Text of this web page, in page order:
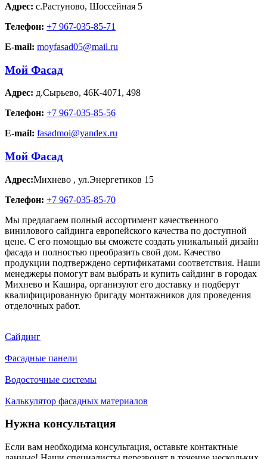
Адрес: с.Растуново, Шоссейная 5
Телефон: +7 967-035-85-71
E-mail: moyfasad05@mail.ru
Мой Фасад
Адрес: д.Сырьево, 46К-4071, 498
Телефон: +7 967-035-85-56
E-mail: fasadmoi@yandex.ru
Мой Фасад
Адрес:Михнево , ул.Энергетиков 15
Телефон: +7 967-035-85-70
Мы предлагаем полный ассортимент качественного
винилового сайдинга европейского качества по доступной
цене. С его помощью вы сможете создать уникальный дизайн
фасада и полностью преобразить свой дом. Качество
продукции подтверждено сертификатами соответствия. Наши
менеджеры помогут вам выбрать и купить сайдинг в городах
Михнево и Кашира, организуют его доставку и подберут
квалифицированную бригаду монтажников для проведения
отделочных работ.
Сайдинг
Фасадные панели
Водосточные системы
Калькулятор фасадных материалов
Нужна консультация
Если вам необходима консультация, оставьте контактные